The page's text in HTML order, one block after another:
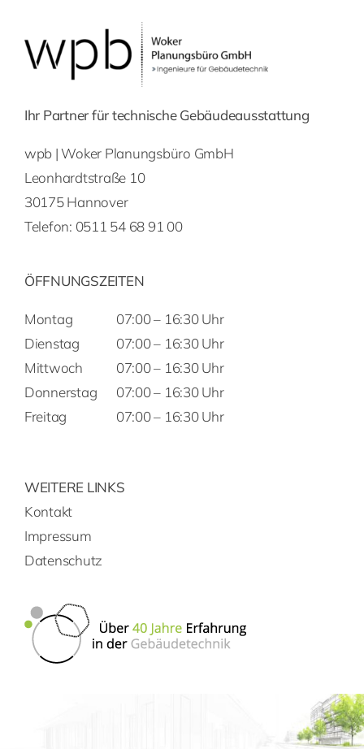
Ihr Partner für technische Gebäudeausstattung
wpb | Woker Planungsbüro GmbH
Leonhardtstraße 10
30175 Hannover
Telefon: 0511 54 68 91 00
ÖFFNUNGSZEITEN
Montag
Dienstag
Mittwoch
Donnerstag
Freitag
07:00 – 16:30 Uhr
07:00 – 16:30 Uhr
07:00 – 16:30 Uhr
07:00 – 16:30 Uhr
07:00 – 16:30 Uhr
WEITERE LINKS
Kontakt
Impressum
Datenschutz